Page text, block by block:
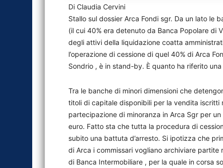
Di Claudia Cervini
Stallo sul dossier Arca Fondi sgr. Da un lato le
(il cui 40% era detenuto da Banca Popolare di
degli attivi della liquidazione coatta
l’operazione di cessione di quel 40% di Arca
Sondrio , è in stand-by. È quanto ha riferito
Tra le banche di minori dimensioni che
titoli di capitale disponibili per la vendita iscritti
partecipazione di minoranza in Arca Sgr per
euro. Fatto sta che tutta la procedura di
subito una battuta d’arresto. Si ipotizza che
di Arca i commissari vogliano archiviare
di Banca Intermobiliare , per la quale in corsa